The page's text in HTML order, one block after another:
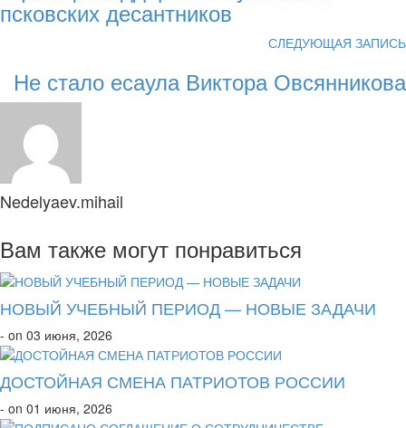
псковских десантников
СЛЕДУЮЩАЯ ЗАПИСЬ
Не стало есаула Виктора Овсянникова
Nedelyaev.mihail
Вам также могут понравиться
НОВЫЙ УЧЕБНЫЙ ПЕРИОД — НОВЫЕ ЗАДАЧИ
- on 03 июня, 2026
ДОСТОЙНАЯ СМЕНА ПАТРИОТОВ РОССИИ
- on 01 июня, 2026